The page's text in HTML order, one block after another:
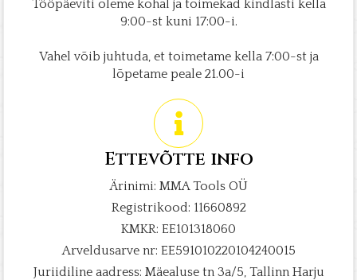
Tööpäeviti oleme kohal ja toimekad kindlasti kella
9:00-st kuni 17:00-i.
Vahel võib juhtuda, et toimetame kella 7:00-st ja
lõpetame peale 21.00-i
Ettevõtte info
Ärinimi: MMA Tools OÜ
Registrikood: 11660892
KMKR: EE101318060
Arveldusarve nr: EE591010220104240015
Juriidiline aadress: Mäealuse tn 3a/5, Tallinn Harju